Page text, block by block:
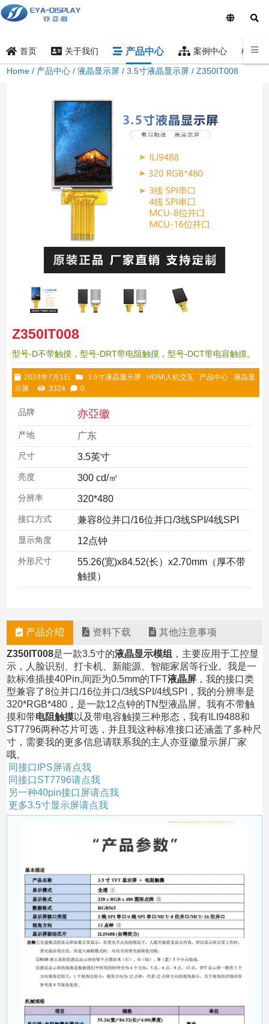
首页 关于我们 产品中心 案例中心 样品索
Home / 产品中心 /液晶显示屏 /3.5寸液晶显示屏 / Z350IT008
Z350IT008
型号-D不带触摸，型号-DRT带电阻触摸，型号-DCT带电容触摸。
2024年7月1日 3.5寸液晶显示屏 HDMI人机交互 产品中心
液晶显
示屏
3324 0
品牌 亦亞徽
产地 广东
尺寸 3.5英寸
亮度 300 cd/㎡
分辨率 320*480
接口方式 兼容8位并口/16位并口/3线SPI/4线SPI
显示角度 12点钟
外形尺寸
55.26(宽)x84.52(长）x2.70mm（厚不带
触摸）
产品介绍 资料下载 其他注意事项
Z350IT008是一款3.5寸的液晶显示模组 ，主要应用于工控显
示，人脸识别、打卡机、新能源、智能家居等行业。我是一
款标准插接40Pin,间距为0.5mm的TFT液晶屏 ，我的接口类
型兼容了8位并口/16位并口/3线SPI/4线SPI，我的分辨率是
320*RGB*480，是一款12点钟的TN型液晶屏。我有不带触
摸和带电阻触摸以及带电容触摸三种形态，我有ILI9488和
ST7796两种芯片可选，并且我这种标准接口还涵盖了多种尺
寸，需要我的更多信息请联系我的主人亦亚徽显示屏厂家
哦。
同接口IPS屏请点我
同接口ST7796请点我
另一种40pin接口屏请点我
更多3.5寸显示屏请点我